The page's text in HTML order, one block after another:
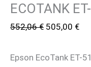
ECOTANK
552,06€ Il
originale
505,00 €Il
Epson EcoTank ET-